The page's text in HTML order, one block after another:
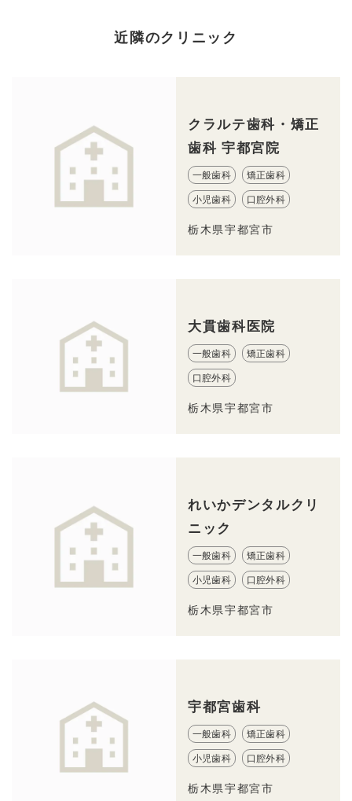
近隣のクリニック
クラルテ歯科・矯正
歯科 宇都宮院
一般歯科 矯正歯科
小児歯科 口腔外科
栃木県宇都宮市
大貫歯科医院
一般歯科 矯正歯科
口腔外科
栃木県宇都宮市
れいかデンタルクリ
ニック
一般歯科 矯正歯科
小児歯科 口腔外科
栃木県宇都宮市
宇都宮歯科
一般歯科 矯正歯科
小児歯科 口腔外科
栃木県宇都宮市